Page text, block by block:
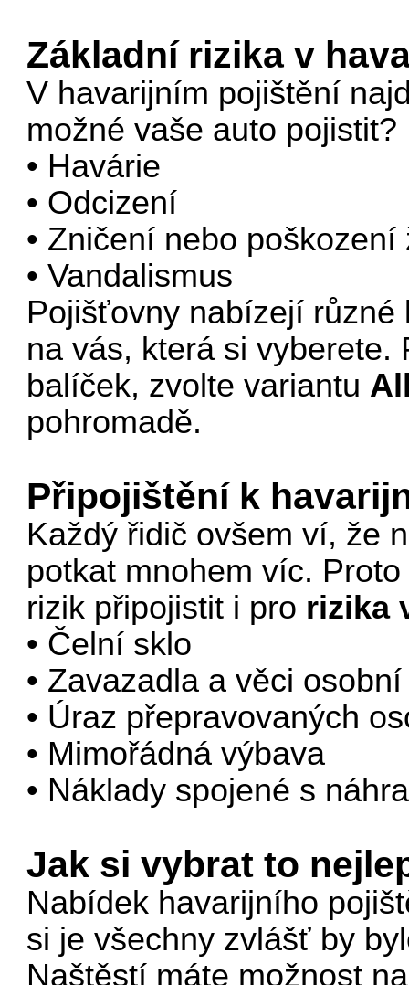
Základní rizika v
V havarijním pojištění
možné vaše auto pojistit?
• Havárie
• Odcizení
• Zničení nebo poškození
• Vandalismus
Pojišťovny nabízejí různé
na vás, která si
balíček, zvolte variantu
pohromadě.
Připojištění k
Každý řidič ovšem ví, že
potkat mnohem víc.
rizik připojistit i pro rizika
• Čelní sklo
• Zavazadla a věci
• Úraz přepravovaných
• Mimořádná výbava
• Náklady spojené s
Jak si vybrat to
Nabídek havarijního
si je všechny zvlášť by
Naštěstí máte možnost